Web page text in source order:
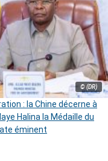
© (DR)
: la Chine décerne à
Halina la Médaille du
éminent